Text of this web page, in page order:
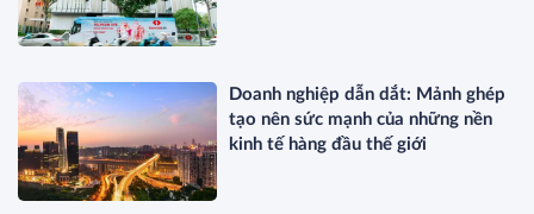
Doanh nghiệp dẫn dắt: Mảnh ghép
tạo nên sức mạnh của những nền
kinh tế hàng đầu thế giới